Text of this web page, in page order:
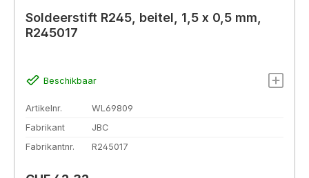
Soldeerstift R245, beitel, 1,5 x 0,5 mm,
R245017
Beschikbaar
Artikelnr.
WL69809
Fabrikant
JBC
Fabrikantnr.
R245017